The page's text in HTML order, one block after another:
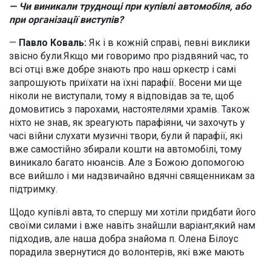
— Чи виникали труднощі при купівлі автомобіля, або
при організації виступів?
— Павло Коваль: Як і в кожній справі, певні виклики
звісно були.Якщо ми говоримо про різдвяний час, то
всі отці вже добре знають про наш оркестр і самі
запрошують приїхати на їхні парафії. Восени ми ще
ніколи не виступали, тому я відповідав за те, щоб
домовитись з парохами, настоятелями храмів. Також
ніхто не знав, як зреагують парафіяни, чи захочуть у
часі війни слухати музичні твори, були й парафії, які
вже самостійно збирали кошти на автомобілі, тому
виникало багато нюансів. Але з Божою допомогою
все вийшло і ми надзвичайно вдячні священникам за
підтримку.
Щодо купівлі авта, то спершу ми хотіли придбати його
своїми силами і вже навіть знайшли варіант,який нам
підходив, але наша добра знайома п. Олена Білоус
порадила звернутися до волонтерів, які вже мають